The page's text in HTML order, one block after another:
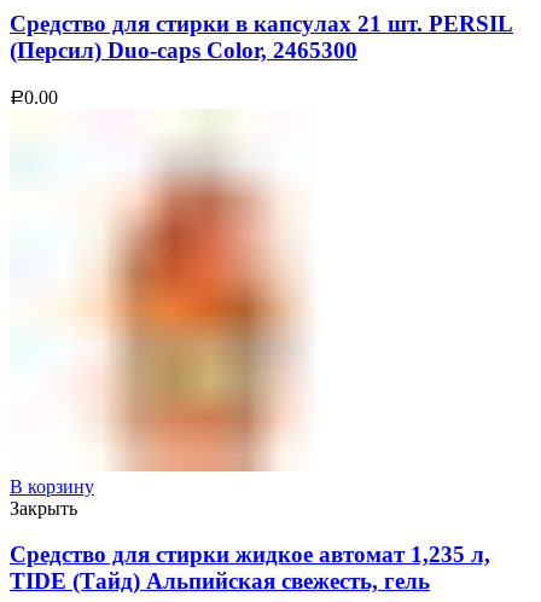
Средство для стирки в капсулах 21 шт. PERSIL
(Персил) Duo-caps Color, 2465300
Р0.00
В корзину
Закрыть
Средство для стирки жидкое автомат 1,235 л,
TIDE (Тайд) Альпийская свежесть, гель